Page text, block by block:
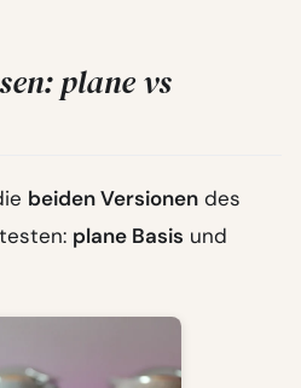
plane vs
beiden Versionen des
plane Basis und